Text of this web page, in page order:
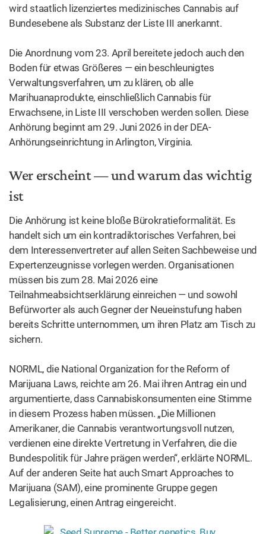
wird staatlich lizenziertes medizinisches Cannabis auf
Bundesebene als Substanz der Liste III anerkannt.
Die Anordnung vom 23. April bereitete jedoch auch den
Boden für etwas Größeres — ein beschleunigtes
Verwaltungsverfahren, um zu klären, ob alle
Marihuanaprodukte, einschließlich Cannabis für
Erwachsene, in Liste III verschoben werden sollen. Diese
Anhörung beginnt am 29. Juni 2026 in der DEA-
Anhörungseinrichtung in Arlington, Virginia.
Wer erscheint — und warum das wichtig
ist
Die Anhörung ist keine bloße Bürokratieformalität. Es
handelt sich um ein kontradiktorisches Verfahren, bei
dem Interessenvertreter auf allen Seiten Sachbeweise und
Expertenzeugnisse vorlegen werden. Organisationen
müssen bis zum 28. Mai 2026 eine
Teilnahmeabsichtserklärung einreichen — und sowohl
Befürworter als auch Gegner der Neueinstufung haben
bereits Schritte unternommen, um ihren Platz am Tisch zu
sichern.
NORML, die National Organization for the Reform of
Marijuana Laws, reichte am 26. Mai ihren Antrag ein und
argumentierte, dass Cannabiskonsumenten eine Stimme
in diesem Prozess haben müssen. „Die Millionen
Amerikaner, die Cannabis verantwortungsvoll nutzen,
verdienen eine direkte Vertretung in Verfahren, die die
Bundespolitik für Jahre prägen werden“, erklärte NORML.
Auf der anderen Seite hat auch Smart Approaches to
Marijuana (SAM), eine prominente Gruppe gegen
Legalisierung, einen Antrag eingereicht.